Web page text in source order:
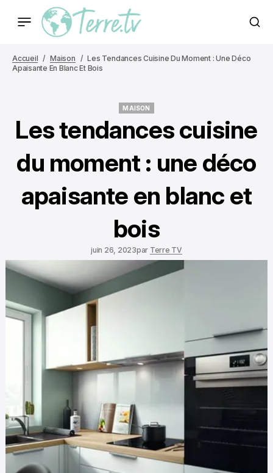
Accueil Maison
Les Tendances Cuisine Du Moment : Une Déco
Apaisante En Blanc Et Bois
MAISON
Les tendances cuisine
du moment : une déco
apaisante en blanc et
bois
juin 26, 2023par Terre TV